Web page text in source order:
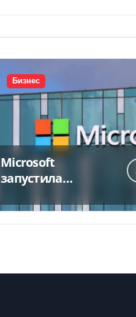
Бизнес
Microsoft
запустила
центр в Индии за
$20,5 миллиарда